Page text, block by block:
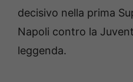
decisivo nella prima
Napoli contro la
leggenda.